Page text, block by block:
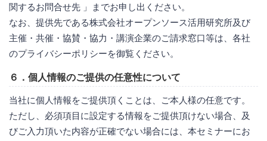
関するお問合せ先 」までお申し出ください。
なお、提供先である株式会社オープンソース活用研究所及び
主催・共催・協賛・協力・講演企業のご請求窓口等は、各社
のプライバシーポリシーを御覧ください。
６．個人情報のご提供の任意性について
当社に個人情報をご提供頂くことは、ご本人様の任意です。
ただし、必須項目に設定する情報をご提供頂けない場合、及
びご入力頂いた内容が正確でない場合には、本セミナーにお